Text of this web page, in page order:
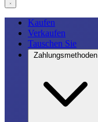
Kaufen
Verkaufen
Tauschen Sie
Zahlungsmethoden